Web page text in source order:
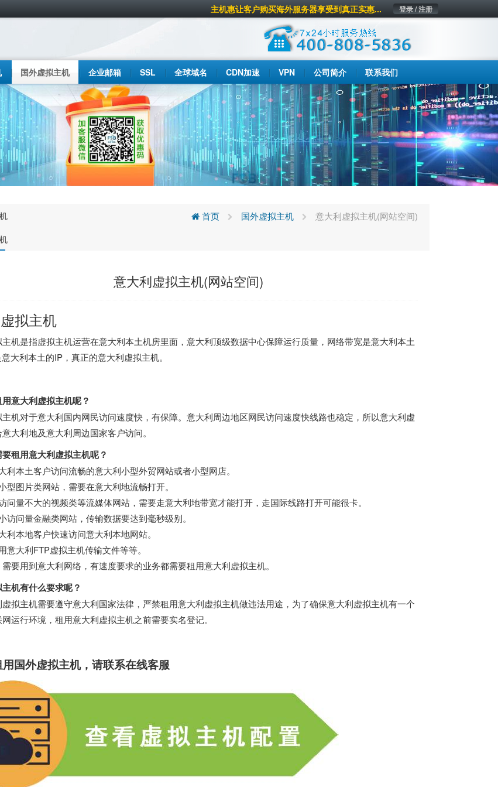
登录 / 注册
主机惠让客户购买海外服务器享受到真正实惠...
国外虚拟主机 企业邮箱 SSL 全球域名 CDN加速 VPN 公司简介 联系我们
首页 国外虚拟主机 意大利虚拟主机(网站空间)
意大利虚拟主机(网站空间)
拟主机
机是指虚拟主机运营在意大利本土机房里面，意大利顶级数据中心保障运行质量，网络带宽是意大利本土
大利本土的IP，真正的意大利虚拟主机。
意大利虚拟主机呢？
机对于意大利国内网民访问速度快，有保障。意大利周边地区网民访问速度快线路也稳定，所以意大利虚
大利地及意大利周边国家客户访问。
租用意大利虚拟主机呢？
利本土客户访问流畅的意大利小型外贸网站或者小型网店。
型图片类网站，需要在意大利地流畅打开。
问量不大的视频类等流媒体网站，需要走意大利地带宽才能打开，走国际线路打开可能很卡。
访问量金融类网站，传输数据要达到毫秒级别。
利本地客户快速访问意大利本地网站。
意大利FTP虚拟主机传输文件等等。
要用到意大利网络，有速度要求的业务都需要租用意大利虚拟主机。
机有什么要求呢？
拟主机需要遵守意大利国家法律，严禁租用意大利虚拟主机做违法用途，为了确保意大利虚拟主机有一个
运行环境，租用意大利虚拟主机之前需要实名登记。
国外虚拟主机，请联系在线客服